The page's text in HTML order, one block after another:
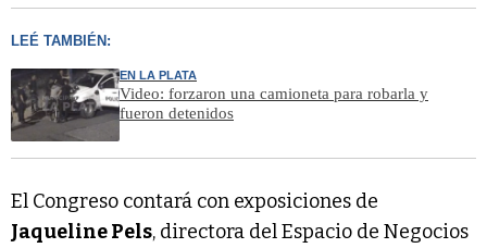
LEÉ TAMBIÉN:
EN LA PLATA
Video: forzaron una camioneta para robarla y
fueron detenidos
El Congreso contará con exposiciones de
Jaqueline Pels, directora del Espacio de Negocios